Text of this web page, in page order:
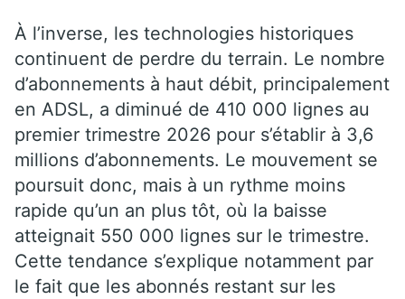
À l’inverse, les technologies historiques
continuent de perdre du terrain. Le nombre
d’abonnements à haut débit, principalement
en ADSL, a diminué de 410 000 lignes au
premier trimestre 2026 pour s’établir à 3,6
millions d’abonnements. Le mouvement se
poursuit donc, mais à un rythme moins
rapide qu’un an plus tôt, où la baisse
atteignait 550 000 lignes sur le trimestre.
Cette tendance s’explique notamment par
le fait que les abonnés restant sur les